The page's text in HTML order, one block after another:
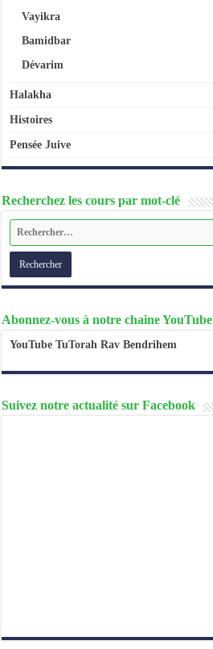
Vayikra
Bamidbar
Dévarim
Halakha
Histoires
Pensée Juive
Recherchez les cours par mot-clé
Abonnez-vous à notre chaine YouTube
YouTube TuTorah Rav Bendrihem
Suivez notre actualité sur Facebook